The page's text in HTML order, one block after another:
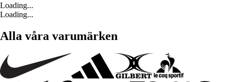
Loading...
Loading...
Alla våra varumärken